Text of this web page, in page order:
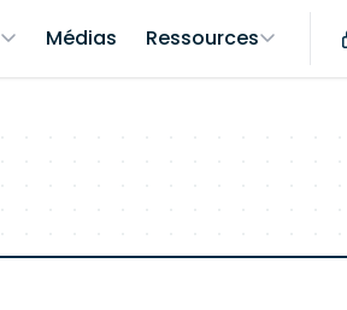
Médias Ressources